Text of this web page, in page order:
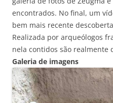
encontrados. No final, um
bem mais recente
Realizada por arqueólogos
nela contidos são realmente
Galeria de imagens